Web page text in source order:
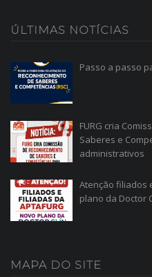
ÚLTIMAS NOTÍCIAS
Passo a passo
FURG cria
Saberes e
administrativos
Atenção filiados
plano da Doctor
MAPA DO SITE